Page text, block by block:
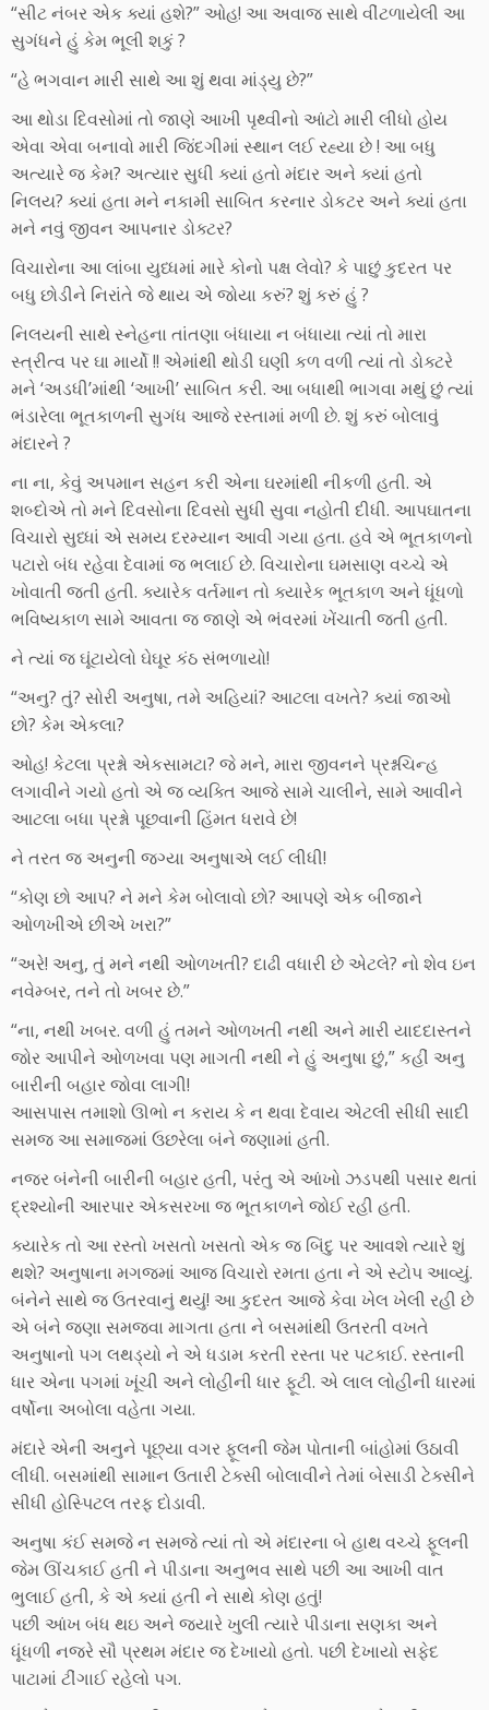
“સીટ નંબર એક ક્યાં હશે?” ઓહ! આ અવાજ સાથે વીંટળાયેલી આ
સુગંધને હું કેમ ભૂલી શકું ?
“હે ભગવાન મારી સાથે આ શું થવા માંડ્યુ છે?”
આ થોડા દિવસોમાં તો જાણે આખી પૃથ્વીનો આંટો મારી લીધો હોય
એવા એવા બનાવો મારી જિંદગીમાં સ્થાન લઈ રહ્યા છે ! આ બધુ
અત્યારે જ કેમ? અત્યાર સુધી ક્યાં હતો મંદાર અને ક્યાં હતો
નિલય? ક્યાં હતા મને નકામી સાબિત કરનાર ડોકટર અને ક્યાં હતા
મને નવું જીવન આપનાર ડોક્ટર?
વિચારોના આ લાંબા યુધ્ધમાં મારે કોનો પક્ષ લેવો? કે પાછું કુદરત પર
બધુ છોડીને નિરાંતે જે થાય એ જોયા કરું? શું કરું હું ?
નિલયની સાથે સ્નેહના તાંતણા બંધાયા ન બંધાયા ત્યાં તો મારા
સ્ત્રીત્વ પર ઘા માર્યો !! એમાંથી થોડી ઘણી કળ વળી ત્યાં તો ડોક્ટરે
મને ‘અડધી’માંથી ‘આખી’ સાબિત કરી. આ બધાથી ભાગવા મથું છું ત્યાં
ભંડારેલા ભૂતકાળની સુગંધ આજે રસ્તામાં મળી છે. શું કરું બોલાવું
મંદારને ?
ના ના, કેવું અપમાન સહન કરી એના ઘરમાંથી નીકળી હતી. એ
શબ્દોએ તો મને દિવસોના દિવસો સુધી સુવા નહોતી દીધી. આપઘાતના
વિચારો સુધ્ધાં એ સમય દરમ્યાન આવી ગયા હતા. હવે એ ભૂતકાળનો
પટારો બંધ રહેવા દેવામાં જ ભલાઈ છે. વિચારોના ઘમસાણ વચ્ચે એ
ખોવાતી જતી હતી. ક્યારેક વર્તમાન તો ક્યારેક ભૂતકાળ અને ધૂંધળો
ભવિષ્યકાળ સામે આવતા જ જાણે એ ભંવરમાં ખેંચાતી જતી હતી.
ને ત્યાં જ ઘૂંટાયેલો ઘેઘૂર કંઠ સંભળાયો!
“અનુ? તું? સોરી અનુષા, તમે અહિયાં? આટલા વખતે? ક્યાં જાઓ
છો? કેમ એકલા?
ઓહ! કેટલા પ્રશ્નો એકસામટા? જે મને, મારા જીવનને પ્રશ્નચિન્હ
લગાવીને ગયો હતો એ જ વ્યક્તિ આજે સામે ચાલીને, સામે આવીને
આટલા બધા પ્રશ્નો પૂછવાની હિંમત ધરાવે છે!
ને તરત જ અનુની જગ્યા અનુષાએ લઈ લીધી!
“કોણ છો આપ? ને મને કેમ બોલાવો છો? આપણે એક બીજાને
ઓળખીએ છીએ ખરા?”
“અરે! અનુ, તું મને નથી ઓળખતી? દાઢી વધારી છે એટલે? નો શેવ ઇન
નવેમ્બર, તને તો ખબર છે.”
“ના, નથી ખબર. વળી હું તમને ઓળખતી નથી અને મારી યાદદાસ્તને
જોર આપીને ઓળખવા પણ માગતી નથી ને હું અનુષા છું,” કહીં અનુ
બારીની બહાર જોવા લાગી!
આસપાસ તમાશો ઊભો ન કરાય કે ન થવા દેવાય એટલી સીધી સાદી
સમજ આ સમાજમાં ઉછરેલા બંને જણામાં હતી.
નજર બંનેની બારીની બહાર હતી, પરંતુ એ આંખો ઝડપથી પસાર થતાં
દ્રશ્યોની આરપાર એકસરખા જ ભૂતકાળને જોઈ રહી હતી.
ક્યારેક તો આ રસ્તો ખસતો ખસતો એક જ બિંદુ પર આવશે ત્યારે શું
થશે? અનુષાના મગજમાં આજ વિચારો રમતા હતા ને એ સ્ટોપ આવ્યું.
બંનેને સાથે જ ઉતરવાનું થયું! આ કુદરત આજે કેવા ખેલ ખેલી રહી છે
એ બંને જણા સમજવા માગતા હતા ને બસમાંથી ઉતરતી વખતે
અનુષાનો પગ લથડ્યો ને એ ધડામ કરતી રસ્તા પર પટકાઈ. રસ્તાની
ધાર એના પગમાં ખૂંચી અને લોહીની ધાર ફૂટી. એ લાલ લોહીની ધારમાં
વર્ષોના અબોલા વહેતા ગયા.
મંદારે એની અનુને પૂછ્યા વગર ફૂલની જેમ પોતાની બાંહોમાં ઉઠાવી
લીધી. બસમાંથી સામાન ઉતારી ટેક્સી બોલાવીને તેમાં બેસાડી ટેક્સીને
સીધી હોસ્પિટલ તરફ દોડાવી.
અનુષા કંઈ સમજે ન સમજે ત્યાં તો એ મંદારના બે હાથ વચ્ચે ફૂલની
જેમ ઊંચકાઈ હતી ને પીડાના અનુભવ સાથે પછી આ આખી વાત
ભુલાઈ હતી, કે એ ક્યાં હતી ને સાથે કોણ હતું!
પછી આંખ બંધ થઇ અને જયારે ખુલી ત્યારે પીડાના સણકા અને
ધૂંધળી નજરે સૌ પ્રથમ મંદાર જ દેખાયો હતો. પછી દેખાયો સફેદ
પાટામાં ટીંગાઈ રહેલો પગ.